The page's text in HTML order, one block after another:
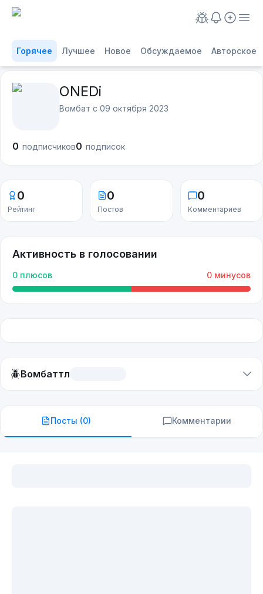
Горячее Лучшее Новое Обсуждаемое Авторское
ONEDi
Вомбат с 09 октября 2023
0 подписчиков0 подписок
0
Рейтинг
0
Постов
0
Комментариев
Активность в голосовании
0 плюсов 0 минусов
🪲Вомбаттл
Посты (0) Комментарии